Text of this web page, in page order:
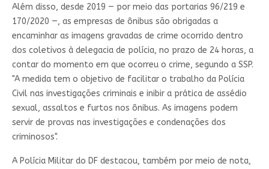
Além disso, desde 2019 — por meio das portarias 96/219 e
170/2020 —, as empresas de ônibus são obrigadas a
encaminhar as imagens gravadas de crime ocorrido dentro
dos coletivos à delegacia de polícia, no prazo de 24 horas, a
contar do momento em que ocorreu o crime, segundo a SSP.
"A medida tem o objetivo de facilitar o trabalho da Polícia
Civil nas investigações criminais e inibir a prática de assédio
sexual, assaltos e furtos nos ônibus. As imagens podem
servir de provas nas investigações e condenações dos
criminosos".
A Polícia Militar do DF destacou, também por meio de nota,